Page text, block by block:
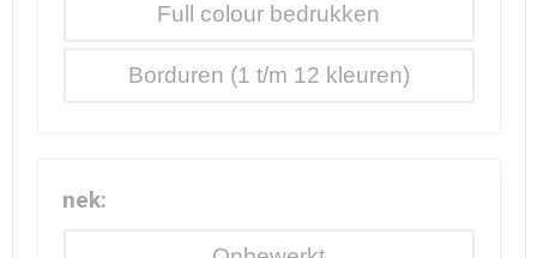
Borduren
Full colour
nek: